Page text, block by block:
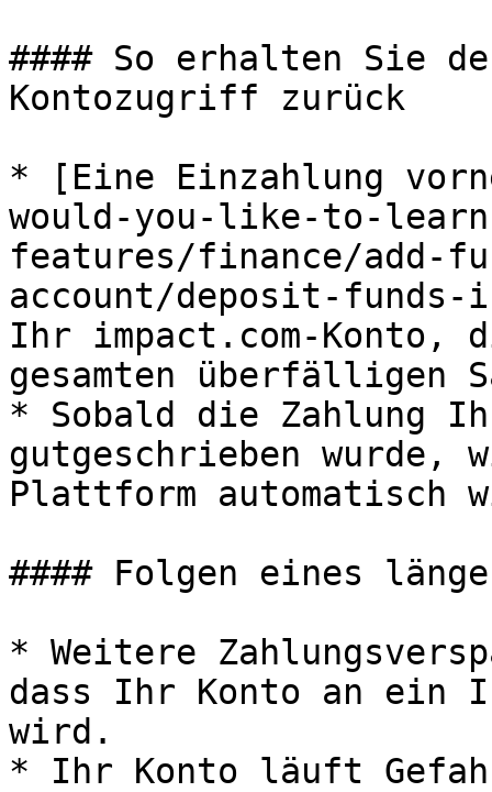
#### So erhalten Sie
Kontozugriff zurück
* [Eine Einzahlung
would-you-like-to-
features/finance/add-
account/deposit-funds-
Ihr impact.com-Konto,
gesamten überfälligen
* Sobald die Zahlung
gutgeschrieben
Plattform automatisch
#### Folgen eines
* Weitere
dass Ihr Konto an ein
wird.
* Ihr Konto läuft